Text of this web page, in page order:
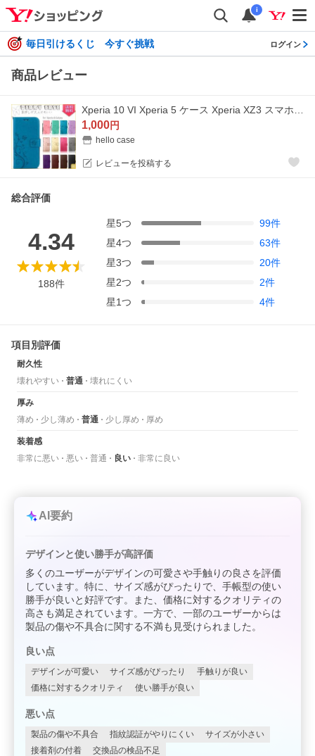
i
毎日引けるくじ 今すぐ挑戦 ログイン
商品レビュー
1,000円
hello case
レビューを投稿する
総合評価
4.34
188件
星5つ 99件
星4つ 63件
星3つ 20件
星2つ 2件
星1つ 4件
項目別評価
耐久性
壊れやすい
普通 壊れにくい
厚み
薄め
少し薄め 普通 少し厚め 厚め
装着感
非常に悪い
悪い 普通 良い 非常に良い
AI要約
デザインと使い勝手が高評価
多くのユーザーがデザインの可愛さや手触りの良さを評価
しています。特に、サイズ感がぴったりで、手帳型の使い
勝手が良いと好評です。また、価格に対するクオリティの
高さも満足されています。一方で、一部のユーザーからは
製品の傷や不具合に関する不満も見受けられました。
良い点
デザインが可愛い サイズ感がぴったり
手触りが良い
価格に対するクオリティ
使い勝手が良い
悪い点
製品の傷や不具合 指紋認証がやりにくい
サイズが小さい
接着剤の付着
交換品の検品不足